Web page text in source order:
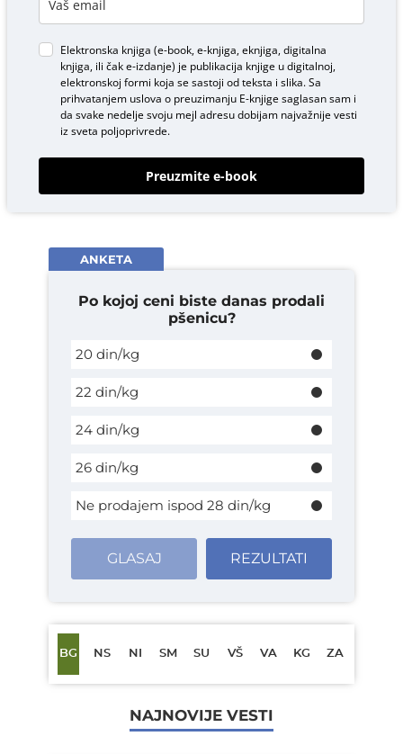
Elektronska knjiga (e-book, e-knjiga, eknjiga, digitalna
knjiga, ili čak e-izdanje) je publikacija knjige u digitalnoj,
elektronskoj formi koja se sastoji od teksta i slika. Sa
prihvatanjem uslova o preuzimanju E-knjigesaglasan sam i
da svake nedelje svoju mejl adresu dobijam najvažnije vesti
iz sveta poljoprivrede.
Preuzmite e-book
ANKETA
Po kojoj ceni biste danas prodali
pšenicu?
20 din/kg
22 din/kg
24 din/kg
26 din/kg
Ne prodajem ispod 28 din/kg
GLASAJ REZULTATI
BG NS NI SM SU VŠ VA KG ZA
NAJNOVIJE VESTI